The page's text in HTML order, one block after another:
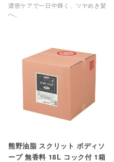
濃密ケアで一日中輝く、ツヤめき髪
へ。
熊野油脂 スクリット ボディソ
ープ 無香料 18L コック付 1箱